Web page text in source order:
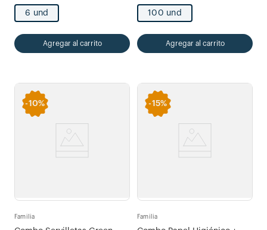
6 und
Agregar al carrito
100 und
Agregar al carrito
-10%
Familia
-15%
Familia